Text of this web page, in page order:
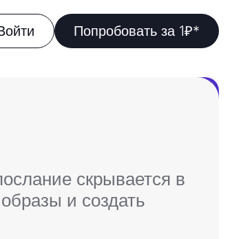
Попробовать за 1₽*
скрывается в
и создать